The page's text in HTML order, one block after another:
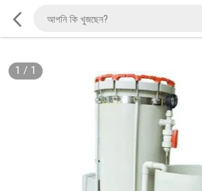
1 / 1